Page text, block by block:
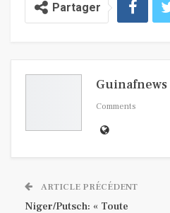
Partager
Guinafnews
Comments
ARTICLE PRÉCÉDENT
Niger/Putsch: « Toute